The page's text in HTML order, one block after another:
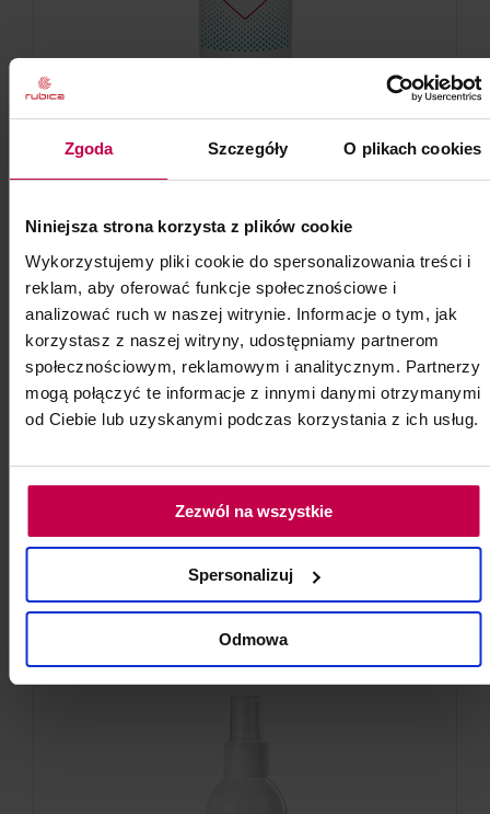
Zgoda Szczegóły O plikach cookies
Niniejsza strona korzysta z plików cookie
Wykorzystujemy pliki cookie do spersonalizowania treści i
reklam, aby oferować funkcje społecznościowe i
analizować ruch w naszej witrynie. Informacje o tym, jak
korzystasz z naszej witryny, udostępniamy partnerom
społecznościowym, reklamowym i analitycznym. Partnerzy
mogą połączyć te informacje z innymi danymi otrzymanymi
od Ciebie lub uzyskanymi podczas korzystania z ich usług.
Zezwól na wszystkie
Spersonalizuj
Odmowa
Steric 1000 ml z nakrętką
Preparat alkoholowy 70% vol do
Płyn do dezynfekcji o działaniu
bakteriobójczym, wirusobójczym i
grzybobójczym.
Kod: 11410
do koszyka